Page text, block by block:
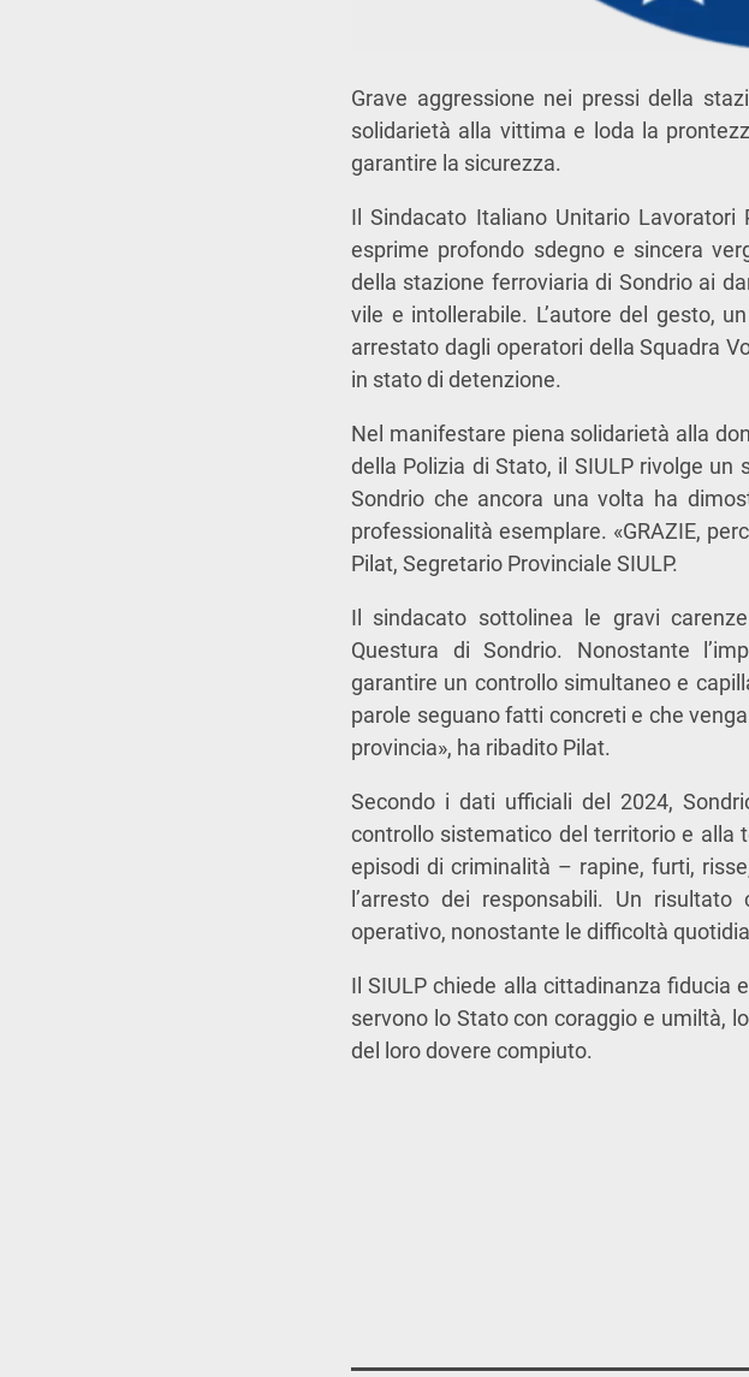
Grave aggressione nei pressi della
solidarietà alla vittima e loda la
garantire la sicurezza.
IlSindacato Italiano Unitario Lavoratori
esprime profondo sdegno e sincera
della stazione ferroviaria di Sondrio ai
vile e intollerabile. L’autore del gesto,
arrestato dagli operatori della Squadra
in stato di detenzione.
Nel manifestare piena solidarietà alla
della Polizia di Stato, il SIULP rivolge
Sondrio che ancora una volta ha
professionalità esemplare. «GRAZIE,
Pilat, Segretario Provinciale SIULP.
Il sindacato sottolinea le gravi
Questura di Sondrio. Nonostante
garantire un controllo simultaneo e
parole seguano fatti concreti e che
provincia», ha ribadito Pilat.
Secondo i dati ufficiali del 2024,
controllo sistematico del territorio e alla
episodi di criminalità – rapine, furti,
l’arresto dei responsabili. Un
operativo, nonostante le difficoltà
Il SIULP chiede alla cittadinanza fiducia
servono lo Stato con coraggio e umiltà,
del loro dovere compiuto.